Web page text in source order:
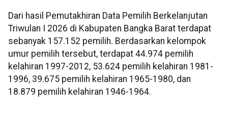
Dari hasil Pemutakhiran Data Pemilih Berkelanjutan
Triwulan I 2026 di Kabupaten Bangka Barat terdapat
sebanyak 157.152 pemilih. Berdasarkan kelompok
umur pemilih tersebut, terdapat 44.974 pemilih
kelahiran 1997-2012, 53.624 pemilih kelahiran 1981-
1996, 39.675 pemilih kelahiran 1965-1980, dan
18.879 pemilih kelahiran 1946-1964.